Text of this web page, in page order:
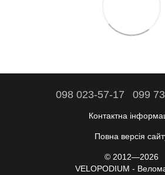
098 023-57-17 099
Контактна
Повна версія
© 2012—2026
VELOPODIUM -